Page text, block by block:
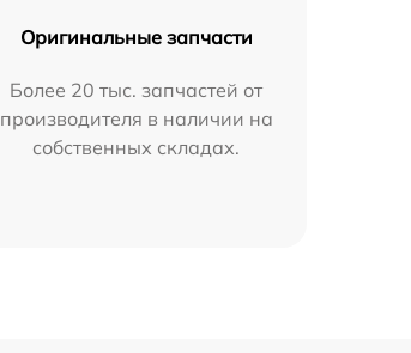
Оригинальные запчасти
Более 20 тыс. запчастей от
производителя в наличии на
собственных складах.